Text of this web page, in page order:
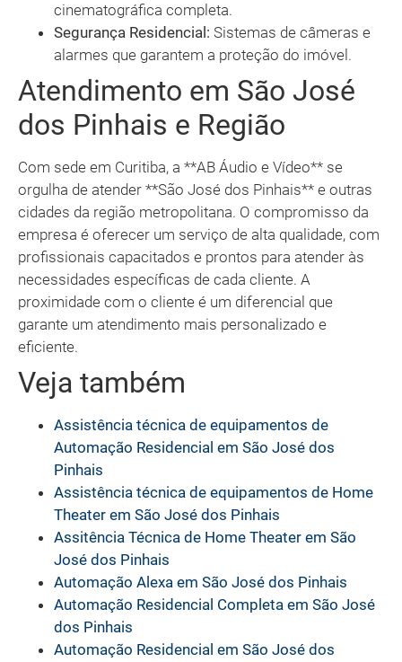
cinematográfica completa.
Segurança Residencial: Sistemas de câmeras e
alarmes que garantem a proteção do imóvel.
Atendimento em São José
dos Pinhais e Região
Com sede em Curitiba, a **AB Áudio e Vídeo** se
orgulha de atender **São José dos Pinhais** e outras
cidades da região metropolitana. O compromisso da
empresa é oferecer um serviço de alta qualidade, com
profissionais capacitados e prontos para atender às
necessidades específicas de cada cliente. A
proximidade com o cliente é um diferencial que
garante um atendimento mais personalizado e
eficiente.
Veja também
Assistência técnica de equipamentos de
Automação Residencial em São José dos
Pinhais
Assistência técnica de equipamentos de Home
Theater em São José dos Pinhais
Assitência Técnica de Home Theater em São
José dos Pinhais
Automação Alexa em São José dos Pinhais
Automação Residencial Completa em São José
dos Pinhais
Automação Residencial em São José dos